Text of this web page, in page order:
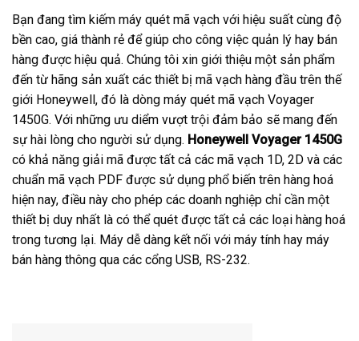
Bạn đang tìm kiếm máy quét mã vạch với hiệu suất cùng độ
bền cao, giá thành rẻ để giúp cho công việc quản lý hay bán
hàng được hiệu quả. Chúng tôi xin giới thiệu một sản phẩm
đến từ hãng sản xuất các thiết bị mã vạch hàng đầu trên thế
giới Honeywell, đó là dòng máy quét mã vạch Voyager
1450G. Với những ưu diểm vượt trội đảm bảo sẽ mang đến
sự hài lòng cho người sử dụng. Honeywell Voyager 1450G
có khả năng giải mã được tất cả các mã vạch 1D, 2D và các
chuẩn mã vạch PDF được sử dụng phổ biến trên hàng hoá
hiện nay, điều này cho phép các doanh nghiệp chỉ cần một
thiết bị duy nhất là có thể quét được tất cả các loại hàng hoá
trong tương lại. Máy dễ dàng kết nối với máy tính hay máy
bán hàng thông qua các cổng USB, RS-232.